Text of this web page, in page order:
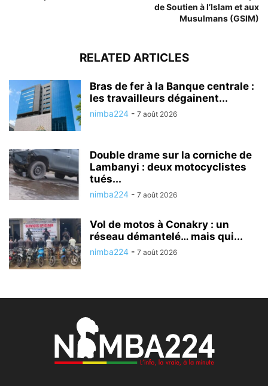
de Soutien à l’Islam et aux
Musulmans (GSIM)
RELATED ARTICLES
Bras de fer à la Banque centrale :
les travailleurs dégainent...
nimba224 - 7 août 2026
Double drame sur la corniche de
Lambanyi : deux motocyclistes
tués...
nimba224 - 7 août 2026
Vol de motos à Conakry : un
réseau démantelé… mais qui...
nimba224 - 7 août 2026